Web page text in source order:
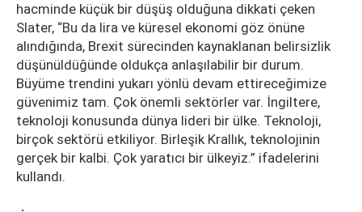
hacminde küçük bir düşüş olduğuna dikkati çeken
Slater, “Bu da lira ve küresel ekonomi göz önüne
alındığında, Brexit sürecinden kaynaklanan belirsizlik
düşünüldüğünde oldukça anlaşılabilir bir durum.
Büyüme trendini yukarı yönlü devam ettireceğimize
güvenimiz tam. Çok önemli sektörler var. İngiltere,
teknoloji konusunda dünya lideri bir ülke. Teknoloji,
birçok sektörü etkiliyor. Birleşik Krallık, teknolojinin
gerçek bir kalbi. Çok yaratıcı bir ülkeyiz.” ifadelerini
kullandı.